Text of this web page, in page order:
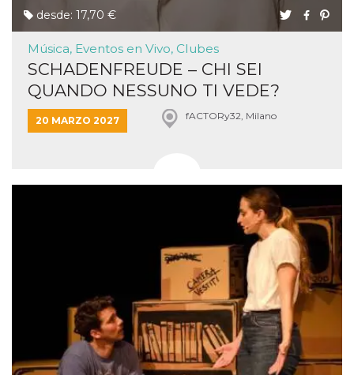
desde: 17,70 €
Música, Eventos en Vivo, Clubes
SCHADENFREUDE – CHI SEI
QUANDO NESSUNO TI VEDE?
20 MARZO 2027 fACTORy32, Milano